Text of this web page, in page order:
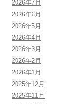
2026年7月
2026年6月
2026年5月
2026年4月
2026年3月
2026年2月
2026年1月
2025年12月
2025年11月